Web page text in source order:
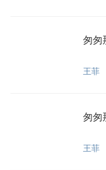
匆匆
王菲
匆匆
王菲